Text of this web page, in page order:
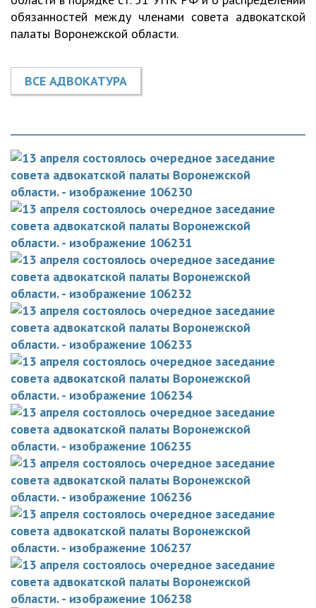
обязанностей между членами совета адвокатской
палаты Воронежской области.
ВСЕ АДВОКАТУРА